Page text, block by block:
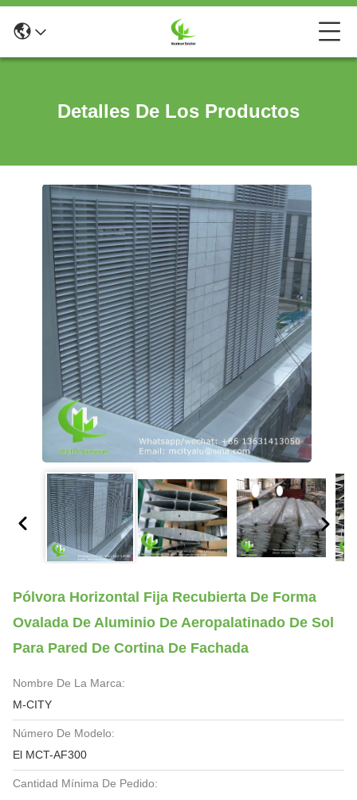
Detalles De Los Productos
Pólvora Horizontal Fija Recubierta De Forma
Ovalada De Aluminio De Aeropalatinado De Sol
Para Pared De Cortina De Fachada
Nombre De La Marca:
M-CITY
Número De Modelo:
El MCT-AF300
Cantidad Mínima De Pedido: